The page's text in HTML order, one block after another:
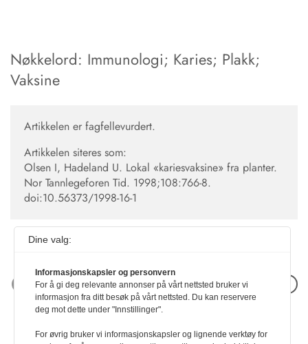
Nøkkelord: Immunologi; Karies; Plakk;
Vaksine
Artikkelen er fagfellevurdert.
Artikkelen siteres som:
Olsen I, Hadeland U. Lokal «kariesvaksine» fra planter.
Nor Tannlegeforen Tid. 1998;108:766-8.
doi:10.56373/1998-16-1
Neste artikkel
Dine valg:
Informasjonskapsler og personvern
For å gi deg relevante annonser på vårt nettsted bruker vi
informasjon fra ditt besøk på vårt nettsted. Du kan reservere
deg mot dette under "Innstillinger".
For øvrig bruker vi informasjonskapsler og lignende verktøy for